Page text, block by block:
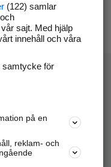
mm.
(122) samlar
sajt. Med hjälp
innehåll och våra
samtycke för
på en
reklam- och